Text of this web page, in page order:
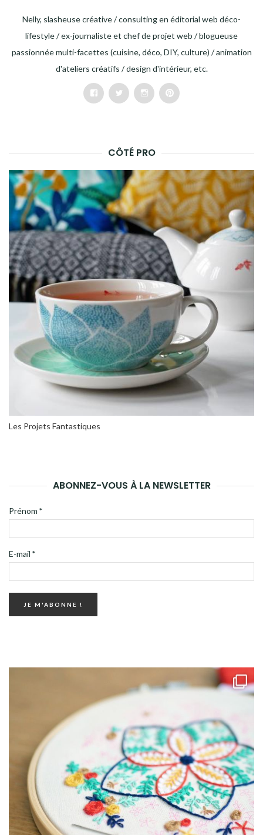
Nelly, slasheuse créative / consulting en éditorial web déco-
lifestyle / ex-journaliste et chef de projet web / blogueuse
passionnée multi-facettes (cuisine, déco, DIY, culture) / animation
d'ateliers créatifs / design d'intérieur, etc.
FacebookTwitterInstagramPinterest
CÔTÉ PRO
Les Projets Fantastiques
ABONNEZ-VOUS À LA NEWSLETTER
Prénom *
E-mail *